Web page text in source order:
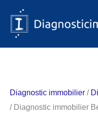
contenu
Diagnostic immobilier /
/ Diagnostic immobilier